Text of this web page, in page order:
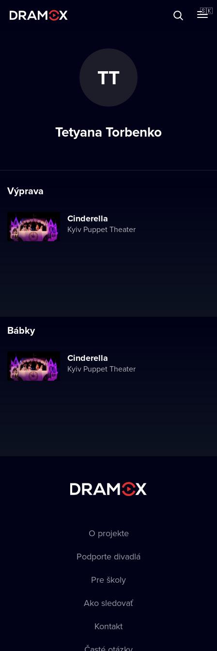
🇸🇰
TT
Tetyana Torbenko
Výprava
Cinderella
Kyiv Puppet Theater
Bábky
Cinderella
Kyiv Puppet Theater
O projekte
Podporte divadlá
Pre školy
Ako sledovať
Kontakt